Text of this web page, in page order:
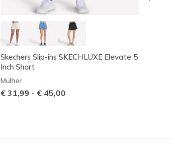
Skechers Slip-ins SKECHLUXE Elevate 5
Inch Short
Mulher
€ 31,99 - € 45,00